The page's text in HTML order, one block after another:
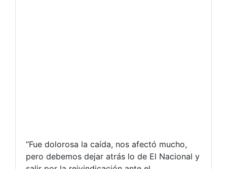
“Fue dolorosa la caída, nos afectó mucho,
pero debemos dejar atrás lo de El Nacional y